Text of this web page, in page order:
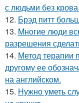
с людьми без крова.
12. Брэд питт
13. Mногие люди
разрешения
14. Метод терапии
другому ее
на английском.
15. Нужно уметь